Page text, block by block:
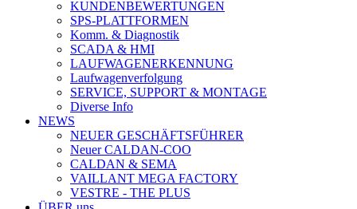
KUNDENBEWERTUNGEN
SPS-PLATTFORMEN
Komm. & Diagnostik
SCADA & HMI
LAUFWAGENERKENNUNG
Laufwagenverfolgung
SERVICE, SUPPORT & MONTAGE
Diverse Info
NEWS
NEUER GESCHÄFTSFÜHRER
Neuer CALDAN-COO
CALDAN & SEMA
VAILLANT MEGA FACTORY
VESTRE - THE PLUS